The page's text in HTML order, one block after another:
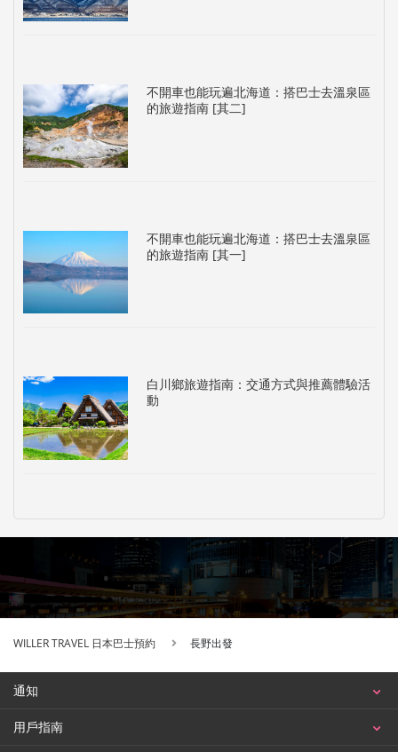
不開車也能玩遍北海道：搭巴士去溫泉區
的旅遊指南 [其二]
不開車也能玩遍北海道：搭巴士去溫泉區
的旅遊指南 [其一]
白川鄉旅遊指南：交通方式與推薦體驗活
動
WILLER TRAVEL 日本巴士預約 長野出發
通知
用戶指南